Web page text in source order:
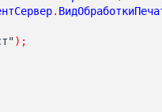
.
);